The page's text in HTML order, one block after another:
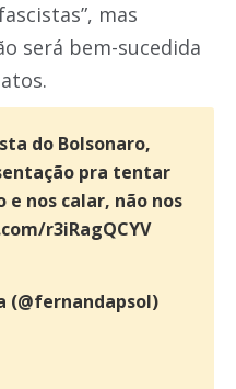
mas
será bem-sucedida
do Bolsonaro,
pra tentar
e nos calar, não nos
r3iRagQCYV
(@fernandapsol)